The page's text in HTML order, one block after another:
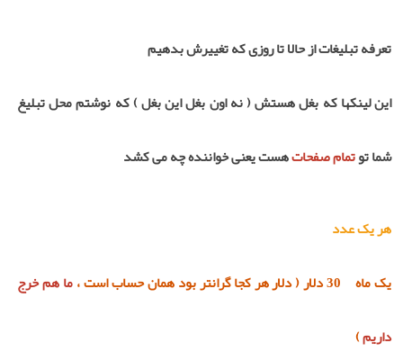
تعرفه تبلیغات از حالا تا روزی که تغییرش بدهیم
این لینکها که بغل هستش ( نه اون بغل این بغل ) که نوشتم محل تبلیغ
شما توتمام صفحاتهست یعنی خواننده چه می کشد
هر یک عدد
یک ماه 30 دلار ( دلار هر کجا گرانتر بود همان حساب است ،
ما هم خرج
داریم)